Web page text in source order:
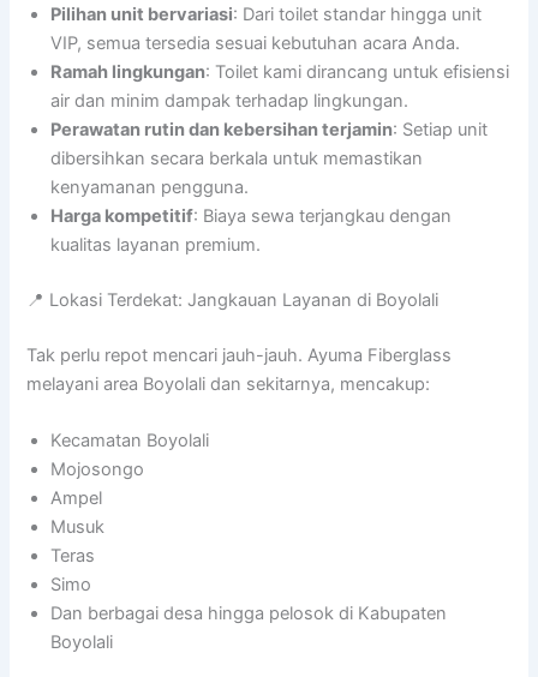
Pilihan unit bervariasi: Dari toilet standar hingga unit
VIP, semua tersedia sesuai kebutuhan acara Anda.
Ramah lingkungan: Toilet kami dirancang untuk efisiensi
air dan minim dampak terhadap lingkungan.
Perawatan rutin dan kebersihan terjamin: Setiap unit
dibersihkan secara berkala untuk memastikan
kenyamanan pengguna.
Harga kompetitif: Biaya sewa terjangkau dengan
kualitas layanan premium.
📍 Lokasi Terdekat: Jangkauan Layanan di Boyolali
Tak perlu repot mencari jauh-jauh. Ayuma Fiberglass
melayani area Boyolali dan sekitarnya, mencakup:
Kecamatan Boyolali
Mojosongo
Ampel
Musuk
Teras
Simo
Dan berbagai desa hingga pelosok di Kabupaten
Boyolali